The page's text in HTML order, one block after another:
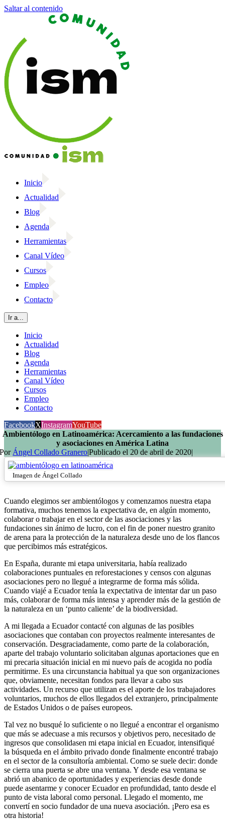
Saltar al contenido
Inicio
Actualidad
Blog
Agenda
Herramientas
Canal Vídeo
Cursos
Empleo
Contacto
Ir a...
Inicio
Actualidad
Blog
Agenda
Herramientas
Canal Vídeo
Cursos
Empleo
Contacto
FacebookXInstagramYouTube
Ambientólogo en Latinoamérica: Acercamiento a las fundaciones
y asociaciones en América Latina
Por Ángel Collado Granero|Publicado el 20 de abril de 2020|
Imagen de Ángel Collado
Cuando elegimos ser ambientólogos y comenzamos nuestra etapa
formativa, muchos tenemos la expectativa de, en algún momento,
colaborar o trabajar en el sector de las asociaciones y las
fundaciones sin ánimo de lucro, con el fin de poner nuestro granito
de arena para la protección de la naturaleza desde uno de los flancos
que percibimos más estratégicos.
En España, durante mi etapa universitaria, había realizado
colaboraciones puntuales en reforestaciones y censos con algunas
asociaciones pero no llegué a integrarme de forma más sólida.
Cuando viajé a Ecuador tenía la expectativa de intentar dar un paso
más, colaborar de forma más intensa y aprender más de la gestión de
la naturaleza en un ‘punto caliente’ de la biodiversidad.
A mi llegada a Ecuador contacté con algunas de las posibles
asociaciones que contaban con proyectos realmente interesantes de
conservación. Desgraciadamente, como parte de la colaboración,
aparte del trabajo voluntario solicitaban algunas aportaciones que en
mi precaria situación inicial en mi nuevo país de acogida no podía
permitirme. Es una circunstancia habitual ya que son organizaciones
que, obviamente, necesitan fondos para llevar a cabo sus
actividades. Un recurso que utilizan es el aporte de los trabajadores
voluntarios, muchos de ellos llegados del extranjero, principalmente
de Estados Unidos o de países europeos.
Tal vez no busqué lo suficiente o no llegué a encontrar el organismo
que más se adecuase a mis recursos y objetivos pero, necesitado de
ingresos que consolidasen mi etapa inicial en Ecuador, intensifiqué
la búsqueda en el ámbito privado donde finalmente encontré trabajo
en el sector de la consultoría ambiental. Como se suele decir: donde
se cierra una puerta se abre una ventana. Y desde esa ventana se
abrió un abanico de oportunidades y experiencias desde donde
puede asentarme y conocer Ecuador en profundidad, tanto desde el
punto de vista laboral como personal. Llegado el momento, me
convertí en socio fundador de una nueva asociación. ¡Pero esa es
otra historia!